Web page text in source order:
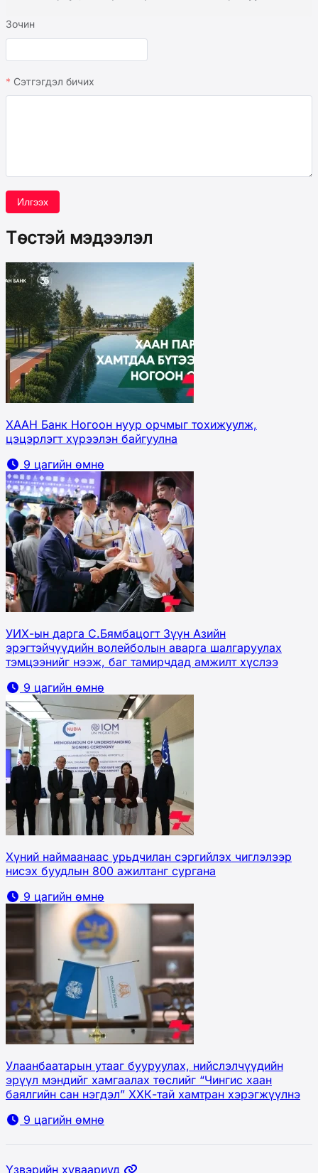
Зочин
Сэтгэгдэл бичих
Илгээх
Төстэй мэдээлэл
ХААН Банк Ногоон нуур орчмыг тохижуулж,
цэцэрлэгт хүрээлэн байгуулна
9 цагийн өмнө
УИХ-ын дарга С.Бямбацогт Зүүн Азийн
эрэгтэйчүүдийн волейболын аварга шалгаруулах
тэмцээнийг нээж, баг тамирчдад амжилт хүслээ
9 цагийн өмнө
Хүний наймаанаас урьдчилан сэргийлэх чиглэлээр
нисэх буудлын 800 ажилтанг сургана
9 цагийн өмнө
Улаанбаатарын утааг бууруулах, нийслэлчүүдийн
эрүүл мэндийг хамгаалах төслийг “Чингис хаан
баялгийн сан нэгдэл” ХХК-тай хамтран хэрэгжүүлнэ
9 цагийн өмнө
Үзвэрийн хуваариуд